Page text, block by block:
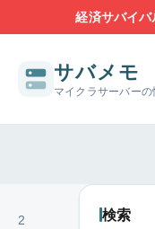
経済サバイ
サバメモ
マイクラサーバーの
2
検索